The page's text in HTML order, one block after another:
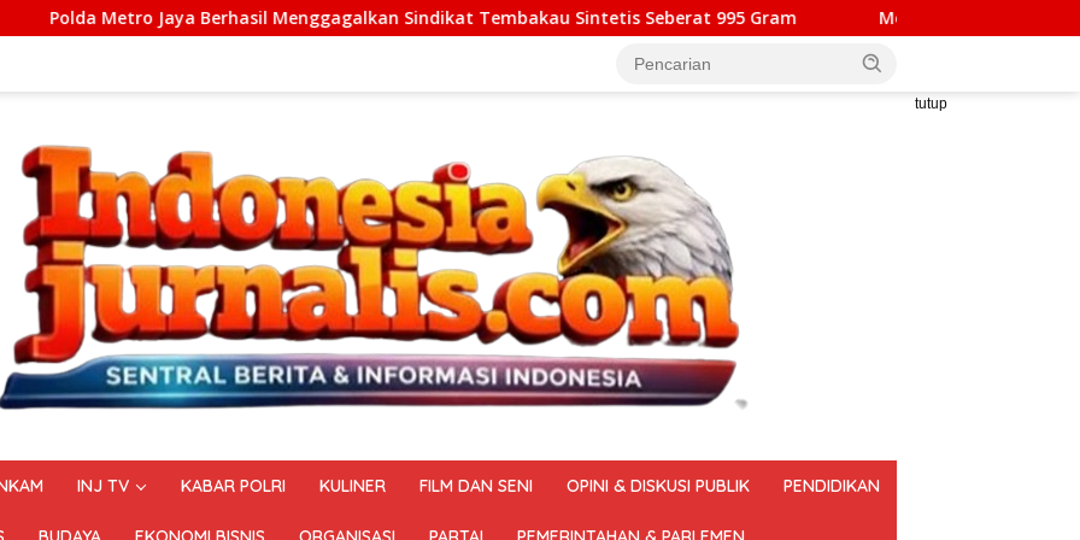
Menggagalkan Sindikat Tembakau Sintetis Seberat 995 Gram Mengoptimalkan Ekosistem Aerotropolis:
tutup
INJ TV KABAR POLRI KULINER FILM DAN SENI OPINI & DISKUSI PUBLIK PENDIDIKAN